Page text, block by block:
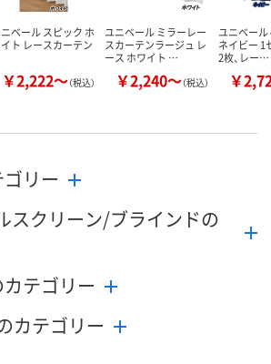
ベール スピック ホ
ト レースカーテン
￥2,222～（税込）
ユニベール ミラーレー
スカーテンラージュ レ
ース ホワイト …
￥2,240～（税込）
ユニベー
ネイビー 1
2枚、レー…
￥
リー
スクリーン/ブラインドの
テゴリー
カテゴリー